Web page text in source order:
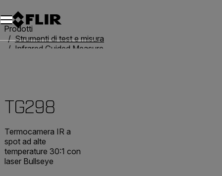
Unread messages
Modello
Rimuovi
articoli
articolo
Aggiungi al carrello
Aggiunto al carrello
Prodotti
Strumenti di test e misura
Infrared Guided Measurement
TG298
Termocamera IR a
spot ad alte
temperature 30:1 con
laser Bullseye